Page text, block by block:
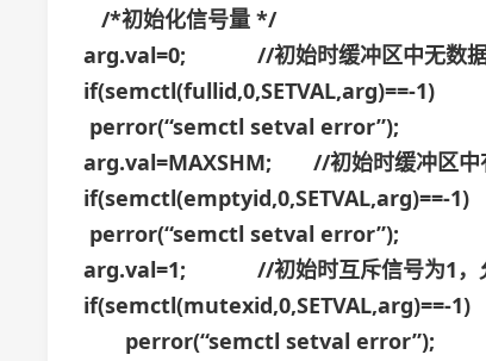
/*初始化信号量 */
arg.val=0; //初始时缓冲区中无数
if(semctl(fullid,0,SETVAL,arg)==-1)
perror(“semctl setval error”);
arg.val=MAXSHM; //初始时缓冲区中
if(semctl(emptyid,0,SETVAL,arg)==-1)
perror(“semctl setval error”);
arg.val=1; //初始时互斥信号为1，允
if(semctl(mutexid,0,SETVAL,arg)==-1)
perror(“semctl setval error”);